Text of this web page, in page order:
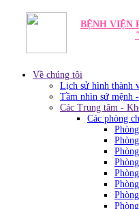
BỆNH VIỆN
Về chúng tôi
Lịch sử hình thành
Tầm nhìn sứ mệnh
Các Trung tâm -
Các phòng